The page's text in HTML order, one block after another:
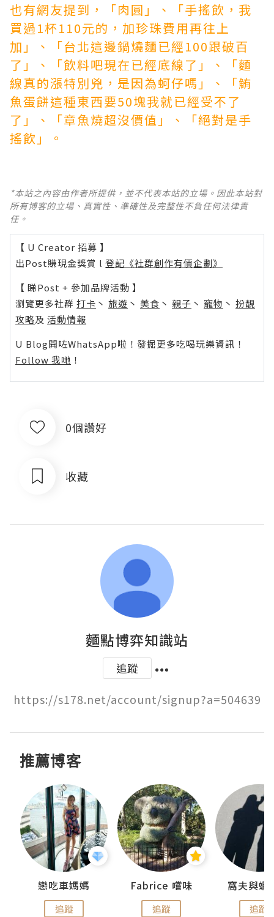
也有網友提到，「肉圓」、「手搖飲，我
買過1杯110元的，加珍珠費用再往上
加」、「台北這邊鍋燒麵已經100跟破百
了」、「飲料吧現在已經底線了」、「麵
線真的漲特別兇，是因為蚵仔嗎」、「鮪
魚蛋餅這種東西要50塊我就已經受不了
了」、「章魚燒超沒價值」、「絕對是手
搖飲」。
*本站之內容由作者所提供，並不代表本站的立場。因此本站對
所有博客的立場、真實性、準確性及完整性不負任何法律責
任。
【 U Creator 招募 】
出Post賺現金獎賞 l 登記《社群創作有價企劃》
【 睇Post + 參加品牌活動 】
瀏覽更多社群 打卡 丶 旅遊 丶 美食 丶 親子 丶 寵物 丶 扮靚
攻略及 活動情報
U Blog開咗WhatsApp啦！發掘更多吃喝玩樂資訊！
Follow 我哋 ！
0個讚好
收藏
麵點博弈知識站
追蹤
https://s178.net/account/signup?a=504639
推薦博客
戀吃車媽媽
追蹤
Fabrice 嚐味
追蹤
窩夫與蝦
追蹤